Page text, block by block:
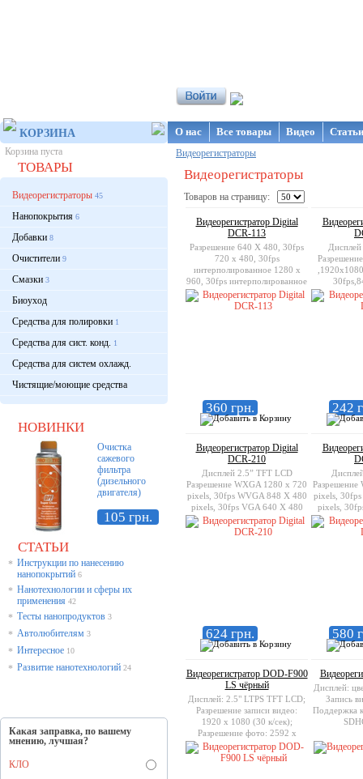
КОРЗИНА
Корзина пуста
ТОВАРЫ
Видеорегистраторы 45
Нанопокрытия 6
Добавки 8
Очистители 9
Смазки 3
Биоуход
Средства для полировки 1
Средства для сист. конд. 1
Средства для систем охлажд.
Чистящие/моющие средства
НОВИНКИ
Очистка
сажевого
фильтра
(дизельного
двигателя)
105 грн.
СТАТЬИ
* Инструкции по нанесению
нанопокрытий 6
* Нанотехнологии и сферы их
применения 42
* Тесты нанопродуктов 3
* Автолюбителям 3
* Интересное 10
* Развитие нанотехнологий 24
Какая заправка, по вашему
мнению, лучшая?
КЛО
О нас Все товары Видео
Видеорегистраторы
Видеорегистраторы
Товаров на страницу:
Видеорегистратор Digital
DCR-113
Разрешение 640 X 480, 30fps
720 х 480, 30fps
интерполированное 1280 х
960, 30fps интерполированное
Дисплей 2.5” TFT LCD
360 грн.
Поддержка
242
Видеорегистратор Digital
DCR-210
Дисплей 2.5” TFT LCD
Разрешение WXGA 1280 x 720
pixels, 30fps WVGA 848 X 480
pixels, 30fps VGA 640 X 480
pixels, 30fps Поддержка карт
памяти SD / MMC до 64 гБ
624 грн.
Разрешение
pixels,
pixels,
pixels,
памяти
580
Видеорегистратор DOD-F900
LS чёрный
Дисплей: 2.5" LTPS TFT LCD;
Разрешение записи видео:
1920 x 1080 (30 к/сек);
Разрешение фото: 2592 х
1944, 3200 х 2400, 4000 х
3000; Память: SDHC/MMC
(поддерживаются карты до 32
Дисплей:
Запись
Поддержка